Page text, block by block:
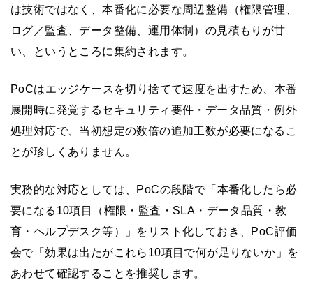
は技術ではなく、本番化に必要な周辺整備（権限管理、
ログ／監査、データ整備、運用体制）の見積もりが甘
い、というところに集約されます。
PoCはエッジケースを切り捨てて速度を出すため、本番
展開時に発覚するセキュリティ要件・データ品質・例外
処理対応で、当初想定の数倍の追加工数が必要になるこ
とが珍しくありません。
実務的な対応としては、PoCの段階で「本番化したら必
要になる10項目（権限・監査・SLA・データ品質・教
育・ヘルプデスク等）」をリスト化しておき、PoC評価
会で「効果は出たがこれら10項目で何が足りないか」を
あわせて確認することを推奨します。